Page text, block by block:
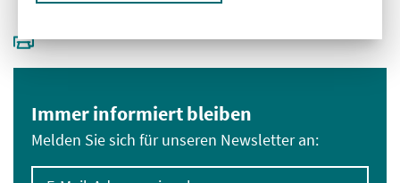
Immer informiert bleiben
Melden Sie sich für unseren Newsletter an:
E-Mail-Adresse eingeben